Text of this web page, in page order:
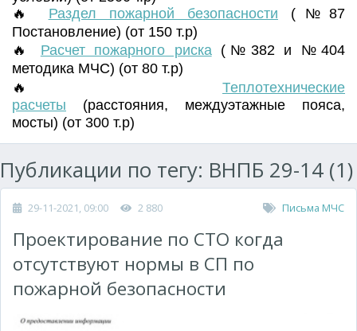
🔥 Раздел пожарной безопасности (№87
Постановление) (от 150 т.р)
🔥 Расчет пожарного риска(№382 и №404
методика МЧС) (от 80 т.р)
🔥 Теплотехнические
расчеты (расстояния, междуэтажные пояса,
мосты) (от 300 т.р)
Публикации по тегу: ВНПБ 29-14 (1)
29-11-2021, 09:00 2 880 Письма МЧС
Проектирование по СТО когда
отсутствуют нормы в СП по
пожарной безопасности